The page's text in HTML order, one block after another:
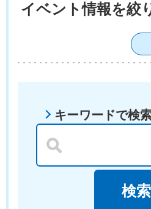
イベント情報を絞
キーワードで検